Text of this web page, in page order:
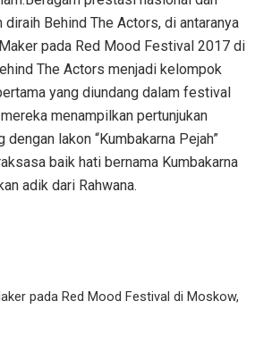
Behind The Actors, di antaranya
pada Red Mood Festival 2017 di
The Actors menjadi kelompok
yang diundang dalam festival
menampilkan pertunjukan
lakon “Kumbakarna Pejah”
baik hati bernama Kumbakarna
adik dari Rahwana.
pada Red Mood Festival di Moskow,